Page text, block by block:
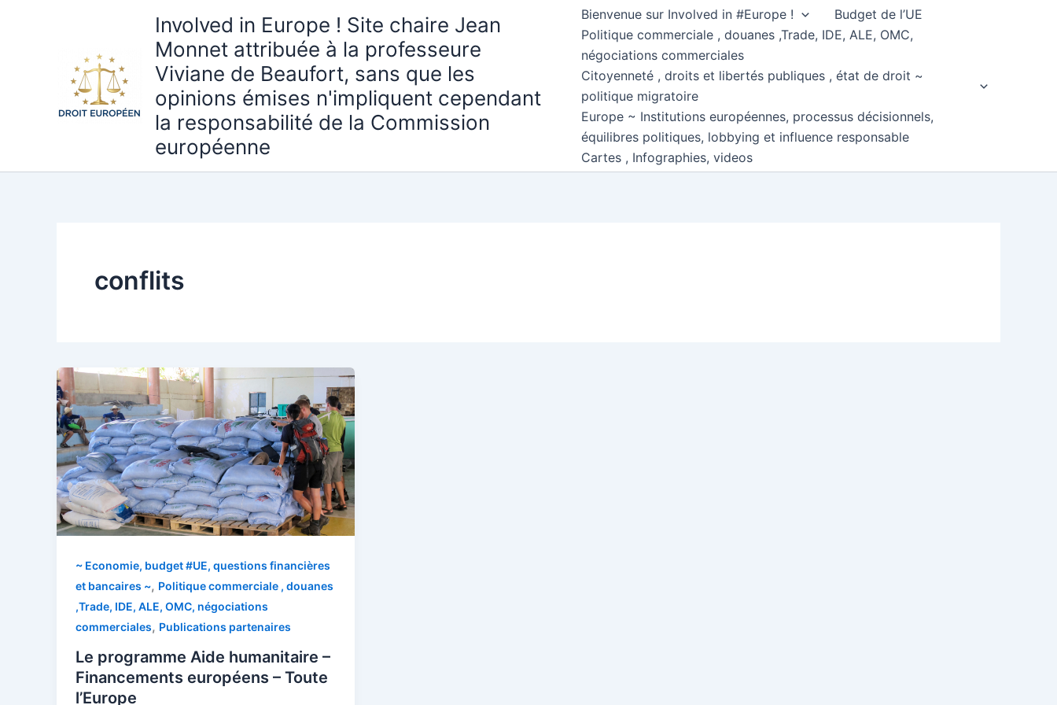
Involved in Europe ! Site chaire Jean
Monnet attribuée à la professeure
Viviane de Beaufort, sans que les
opinions émises n'impliquent cependant
la responsabilité de la Commission
européenne
Bienvenue sur Involved in #Europe !
Budget de l’UE
Politique commerciale , douanes ,Trade, IDE, ALE, OMC,
négociations commerciales
Citoyenneté , droits et libertés publiques , état de droit ~
politique migratoire
Europe ~ Institutions européennes, processus décisionnels,
équilibres politiques, lobbying et influence responsable
Cartes , Infographies, videos
conflits
~ Economie, budget #UE, questions financières
et bancaires ~, Politique commerciale , douanes
,Trade, IDE, ALE, OMC, négociations
commerciales, Publications partenaires
Le programme Aide humanitaire –
Financements européens – Toute
l’Europe